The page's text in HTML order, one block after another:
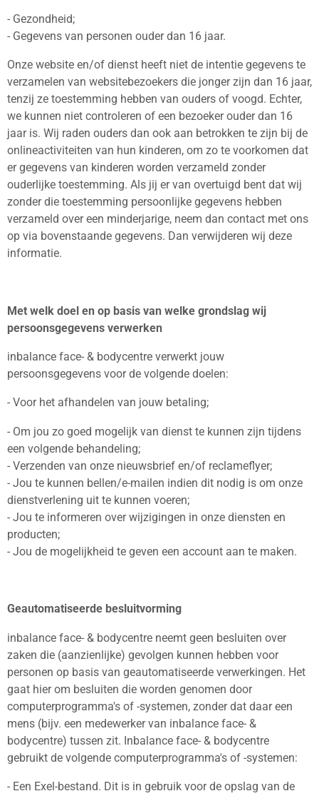
- Gezondheid;
- Gegevens van personen ouder dan 16 jaar.
Onze website en/of dienst heeft niet de intentie gegevens te
verzamelen van websitebezoekers die jonger zijn dan 16 jaar,
tenzij ze toestemming hebben van ouders of voogd. Echter,
we kunnen niet controleren of een bezoeker ouder dan 16
jaar is. Wij raden ouders dan ook aan betrokken te zijn bij de
onlineactiviteiten van hun kinderen, om zo te voorkomen dat
er gegevens van kinderen worden verzameld zonder
ouderlijke toestemming. Als jij er van overtuigd bent dat wij
zonder die toestemming persoonlijke gegevens hebben
verzameld over een minderjarige, neem dan contact met ons
op via bovenstaande gegevens. Dan verwijderen wij deze
informatie.
Met welk doel en op basis van welke grondslag wij
persoonsgegevens verwerken
inbalance face- & bodycentre verwerkt jouw
persoonsgegevens voor de volgende doelen:
- Voor het afhandelen van jouw betaling;
- Om jou zo goed mogelijk van dienst te kunnen zijn tijdens
een volgende behandeling;
- Verzenden van onze nieuwsbrief en/of reclameflyer;
- Jou te kunnen bellen/e-mailen indien dit nodig is om onze
dienstverlening uit te kunnen voeren;
- Jou te informeren over wijzigingen in onze diensten en
producten;
- Jou de mogelijkheid te geven een account aan te maken.
Geautomatiseerde besluitvorming
inbalance face- & bodycentre neemt geen besluiten over
zaken die (aanzienlijke) gevolgen kunnen hebben voor
personen op basis van geautomatiseerde verwerkingen. Het
gaat hier om besluiten die worden genomen door
computerprogramma's of -systemen, zonder dat daar een
mens (bijv. een medewerker van inbalance face- &
bodycentre) tussen zit. Inbalance face- & bodycentre
gebruikt de volgende computerprogramma's of -systemen:
- Een Exel-bestand. Dit is in gebruik voor de opslag van de